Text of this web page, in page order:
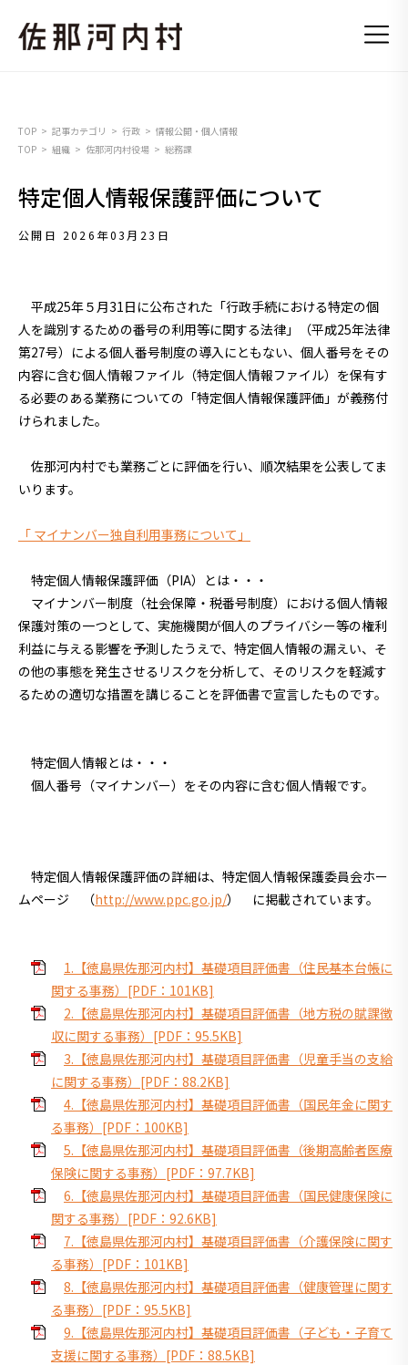
TOP 記事カテゴリ 行政
情報公開・個人情報
TOP
組織 佐那河内村役場 総務課
特定個人情報保護評価について
公開日 2026年03月23日
平成25年５月31日に公布された「行政手続における特定の個
人を識別するための番号の利用等に関する法律」（平成25年法律
第27号）による個人番号制度の導入にともない、個人番号をその
内容に含む個人情報ファイル（特定個人情報ファイル）を保有す
る必要のある業務についての「特定個人情報保護評価」が義務付
けられました。
佐那河内村でも業務ごとに評価を行い、順次結果を公表してま
いります。
「 マイナンバー独自利用事務について」
特定個人情報保護評価（PIA）とは・・・
マイナンバー制度（社会保障・税番号制度）における個人情報
保護対策の一つとして、実施機関が個人のプライバシー等の権利
利益に与える影響を予測したうえで、特定個人情報の漏えい、そ
の他の事態を発生させるリスクを分析して、そのリスクを軽減す
るための適切な措置を講じることを評価書で宣言したものです。
特定個人情報とは・・・
個人番号（マイナンバー）をその内容に含む個人情報です。
特定個人情報保護評価の詳細は、特定個人情報保護委員会ホー
ムページ （http://www.ppc.go.jp/） に掲載されています。
1.【徳島県佐那河内村】基礎項目評価書（住民基本台帳に
関する事務）[PDF：101KB]
2.【徳島県佐那河内村】基礎項目評価書（地方税の賦課徴
収に関する事務）[PDF：95.5KB]
3.【徳島県佐那河内村】基礎項目評価書（児童手当の支給
に関する事務）[PDF：88.2KB]
4.【徳島県佐那河内村】基礎項目評価書（国民年金に関す
る事務）[PDF：100KB]
5.【徳島県佐那河内村】基礎項目評価書（後期高齢者医療
保険に関する事務）[PDF：97.7KB]
6.【徳島県佐那河内村】基礎項目評価書（国民健康保険に
関する事務）[PDF：92.6KB]
7.【徳島県佐那河内村】基礎項目評価書（介護保険に関す
る事務）[PDF：101KB]
8.【徳島県佐那河内村】基礎項目評価書（健康管理に関す
る事務）[PDF：95.5KB]
9.【徳島県佐那河内村】基礎項目評価書（子ども・子育て
支援に関する事務）[PDF：88.5KB]